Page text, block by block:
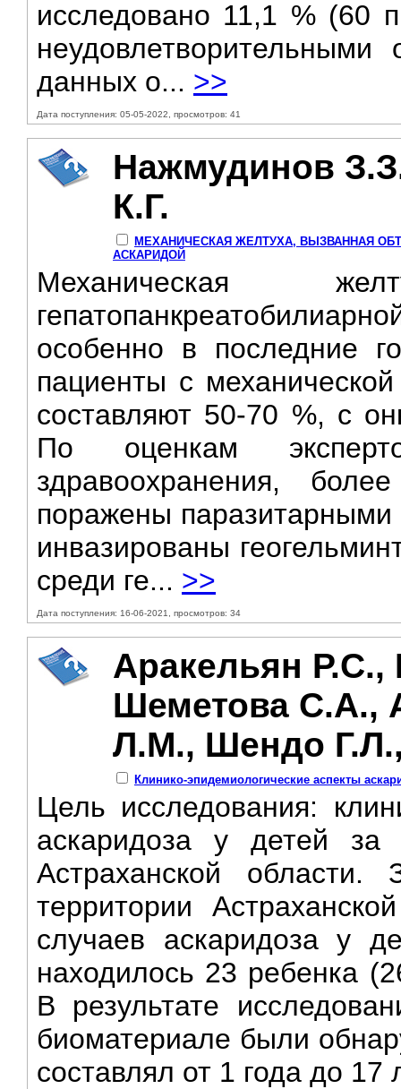
исследовано 11,1 % (60
данных о... >>
Дата поступления: 05-05-2022, просмотров: 41
Нажмудинов
К.Г.
МЕХАНИЧЕСКАЯ ЖЕЛТУХА, ВЫЗВАННАЯ
АСКАРИДОЙ
Механическая
особенно в последние
пациенты с
составляют 50-70 %, с
По оценкам
здравоохранения,
поражены
инвазированы
среди ге... >>
Дата поступления: 16-06-2021, просмотров: 34
Аракельян
Шеметова С.А.,
Л.М., Шендо
Клинико-эпидемиологические аспекты
Цель исследования:
аскаридоза у детей за
Астраханской
территории
случаев аскаридоза у
находилось 23 ребенка
В результате
биоматериале были
составлял от 1 года до 17